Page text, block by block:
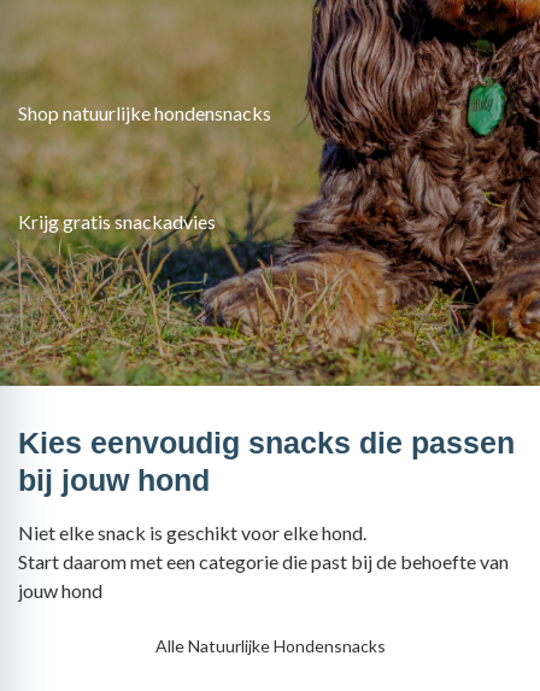
Shop natuurlijke hondensnacks
Krijg gratis snackadvies
Kies eenvoudig snacks die passen
bij jouw hond
Niet elke snack is geschikt voor elke hond.
Start daarom met een categorie die past bij de behoefte van
jouw hond
Alle Natuurlijke Hondensnacks